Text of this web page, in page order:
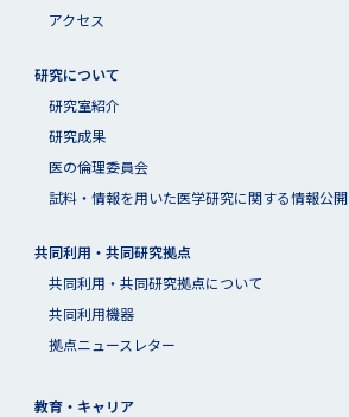
アクセス
研究について
研究室紹介
研究成果
医の倫理委員会
試料・情報を用いた医学研究に関する情報公開
共同利用・共同研究拠点
共同利⽤・共同研究拠点について
共同利用機器
拠点ニュースレター
教育・キャリア